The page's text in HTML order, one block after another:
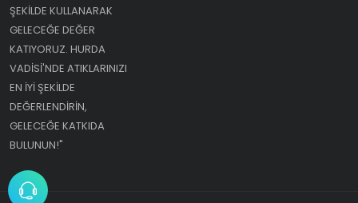
ŞEKILDE KULLANARAK
GELECEĞE DEĞER
KATIYORUZ. HURDA
VADISI'NDE ATIKLARINIZI
EN IYI ŞEKILDE
DEĞERLENDIRIN,
GELECEĞE KATKIDA
BULUNUN!"